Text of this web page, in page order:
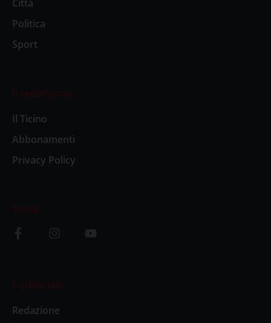
Città
Politica
Sport
Il settimanale
Il Ticino
Abbonamenti
Privacy Policy
Social
L’editoriale
Redazione